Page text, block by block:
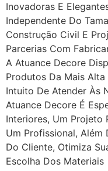
Inovadoras E
Independente Do
Construção Civil E
Parcerias Com
A Atuance Decore
Produtos Da Mais
Intuito De Atender Às
Atuance Decore É
Interiores, Um Projeto
Um Profissional, Além
Do Cliente, Otimiza
Escolha Dos